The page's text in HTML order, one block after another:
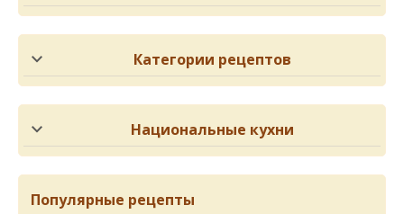
Категории рецептов
Национальные кухни
Популярные рецепты